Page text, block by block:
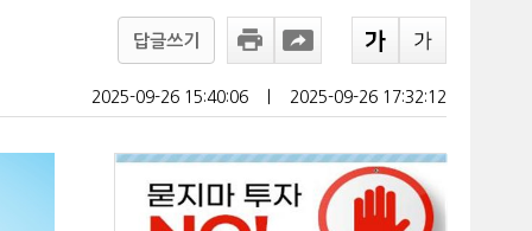
답글쓰기
2025-09-26 15:40:06 2025-09-26 17:32:12